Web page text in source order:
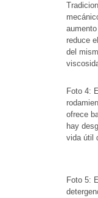
reduce
del
Foto 4:
ofrece
hay
vida útil
Foto 5: